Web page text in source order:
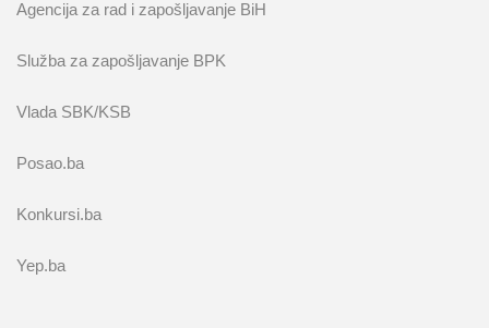
Agencija za rad i zapošljavanje BiH
Služba za zapošljavanje BPK
Vlada SBK/KSB
Posao.ba
Konkursi.ba
Yep.ba